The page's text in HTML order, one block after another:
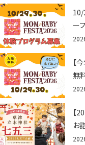
10/
ー
ロ
せ
【
無
ー
マ
♪in
【
お
社